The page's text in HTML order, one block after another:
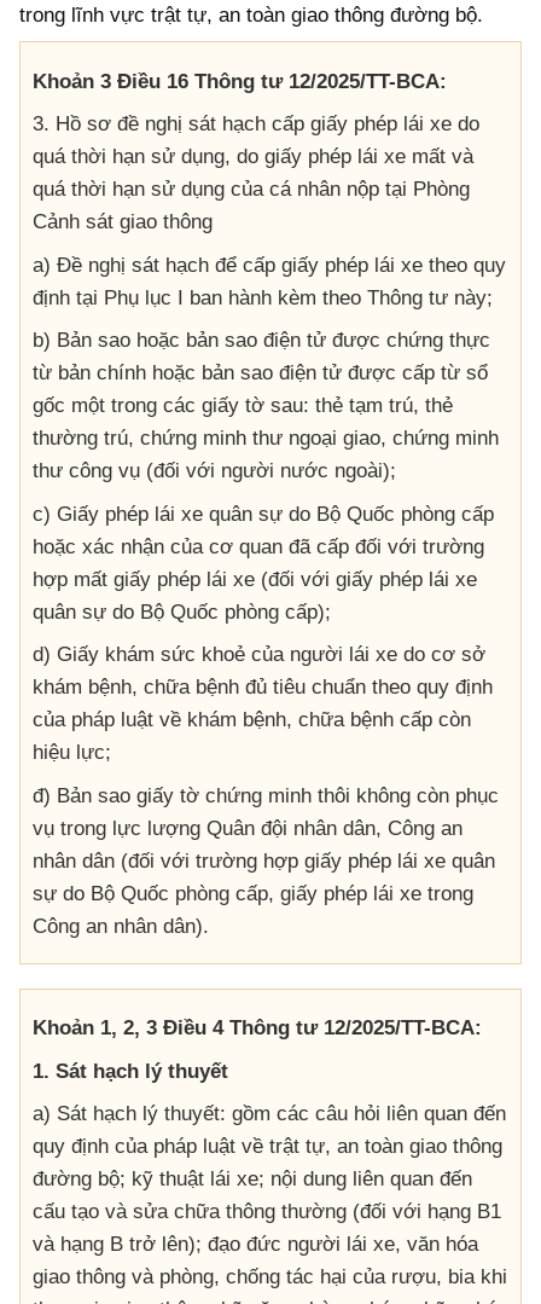
trong lĩnh vực trật tự, an toàn giao thông đường bộ.
Khoản 3 Điều 16 Thông tư 12/2025/TT-BCA:
3. Hồ sơ đề nghị sát hạch cấp giấy phép lái xe do
quá thời hạn sử dụng, do giấy phép lái xe mất và
quá thời hạn sử dụng của cá nhân nộp tại Phòng
Cảnh sát giao thông
a) Đề nghị sát hạch để cấp giấy phép lái xe theo quy
định tại Phụ lục I ban hành kèm theo Thông tư này;
b) Bản sao hoặc bản sao điện tử được chứng thực
từ bản chính hoặc bản sao điện tử được cấp từ sổ
gốc một trong các giấy tờ sau: thẻ tạm trú, thẻ
thường trú, chứng minh thư ngoại giao, chứng minh
thư công vụ (đối với người nước ngoài);
c) Giấy phép lái xe quân sự do Bộ Quốc phòng cấp
hoặc xác nhận của cơ quan đã cấp đối với trường
hợp mất giấy phép lái xe (đối với giấy phép lái xe
quân sự do Bộ Quốc phòng cấp);
d) Giấy khám sức khoẻ của người lái xe do cơ sở
khám bệnh, chữa bệnh đủ tiêu chuẩn theo quy định
của pháp luật về khám bệnh, chữa bệnh cấp còn
hiệu lực;
đ) Bản sao giấy tờ chứng minh thôi không còn phục
vụ trong lực lượng Quân đội nhân dân, Công an
nhân dân (đối với trường hợp giấy phép lái xe quân
sự do Bộ Quốc phòng cấp, giấy phép lái xe trong
Công an nhân dân).
Khoản 1, 2, 3 Điều 4 Thông tư 12/2025/TT-BCA:
1. Sát hạch lý thuyết
a) Sát hạch lý thuyết: gồm các câu hỏi liên quan đến
quy định của pháp luật về trật tự, an toàn giao thông
đường bộ; kỹ thuật lái xe; nội dung liên quan đến
cấu tạo và sửa chữa thông thường (đối với hạng B1
và hạng B trở lên); đạo đức người lái xe, văn hóa
giao thông và phòng, chống tác hại của rượu, bia khi